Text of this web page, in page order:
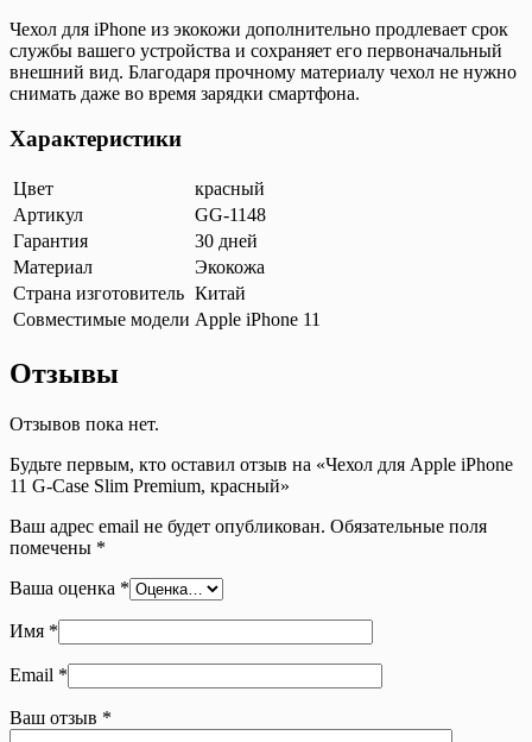
Чехол для iPhone из экокожи дополнительно продлевает срок
службы вашего устройства и сохраняет его первоначальный
внешний вид. Благодаря прочному материалу чехол не нужно
снимать даже во время зарядки смартфона.
Характеристики
Цвет
красный
Артикул
GG-1148
Гарантия
30 дней
Материал
Экокожа
Страна изготовитель Китай
Совместимые модели Apple iPhone 11
Отзывы
Отзывов пока нет.
Будьте первым, кто оставил отзыв на «Чехол для Apple iPhone
11 G-Case Slim Premium, красный»
Ваш адрес email не будет опубликован. Обязательные поля
помечены *
Ваша оценка *
Имя *
Email *
Ваш отзыв *